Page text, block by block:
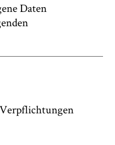
Daten